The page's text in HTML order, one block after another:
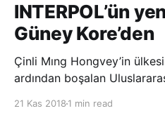
INTERPOL’ün
Güney Kore’den
Çinli Mıng Hongvey’in
ardından boşalan
21 Kas 2018 1 min read